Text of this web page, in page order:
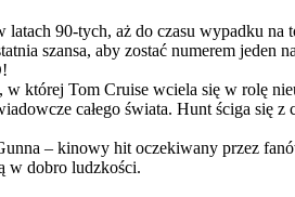
90-tych, aż do czasu wypadku na
szansa, aby zostać numerem jeden
której Tom Cruise wciela się w rolę
całego świata. Hunt ściga się z
– kinowy hit oczekiwany przez
w dobro ludzkości.